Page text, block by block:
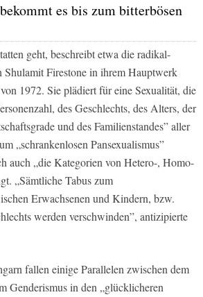
es bis zum bitterbösen
geht, beschreibt etwa die radikal-
Shulamit Firestone in ihrem Hauptwerk
1972. Sie plädiert für eine Sexualität, die
des Geschlechts, des Alters, der
und des Familienstandes” aller
„schrankenlosen Pansexualismus”
auch „die Kategorien von Hetero-, Homo-
„Sämtliche Tabus zum
Erwachsenen und Kindern, bzw.
werden verschwinden”, antizipierte
fallen einige Parallelen zwischen dem
Genderismus in den „glücklicheren